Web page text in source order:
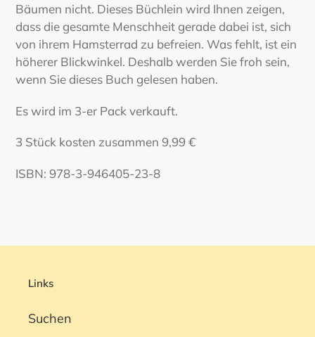
Bäumen nicht. Dieses Büchlein wird Ihnen zeigen,
dass die gesamte Menschheit gerade dabei ist, sich
von ihrem Hamsterrad zu befreien. Was fehlt, ist ein
höherer Blickwinkel. Deshalb werden Sie froh sein,
wenn Sie dieses Buch gelesen haben.
Es wird im 3-er Pack verkauft.
3 Stück kosten zusammen 9,99 €
ISBN: 978-3-946405-23-8
Links
Suchen